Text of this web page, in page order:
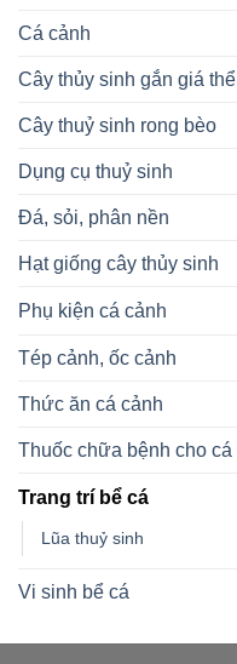
Cá cảnh
Cây thủy sinh gắn giá thể
Cây thuỷ sinh rong bèo
Dụng cụ thuỷ sinh
Đá, sỏi, phân nền
Hạt giống cây thủy sinh
Phụ kiện cá cảnh
Tép cảnh, ốc cảnh
Thức ăn cá cảnh
Thuốc chữa bệnh cho cá
Trang trí bể cá
Lũa thuỷ sinh
Vi sinh bể cá